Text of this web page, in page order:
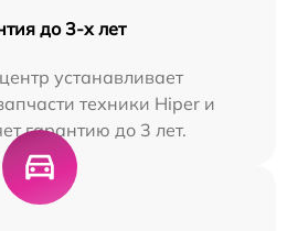
до 3-х лет
устанавливает
техники Hiper и
гарантию до 3 лет.